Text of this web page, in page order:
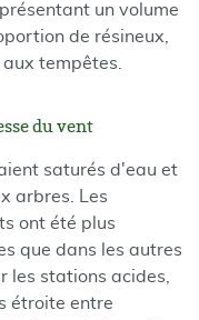
un volume
de résineux,
tempêtes.
du vent
saturés d'eau et
arbres. Les
ont été plus
que dans les autres
les stations acides,
étroite entre